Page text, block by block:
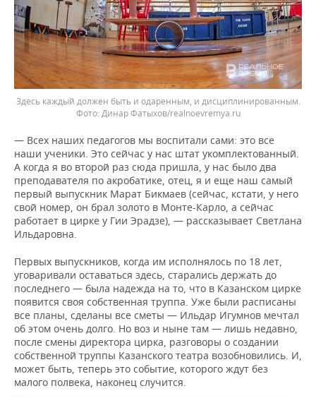
Здесь каждый должен быть и одаренным, и дисциплинированным.
Фото: Динар Фатыхов/realnoevremya.ru
— Всех наших педагогов мы воспитали сами: это все
наши ученики. Это сейчас у нас штат укомплектованный.
А когда я во второй раз сюда пришла, у нас было два
преподавателя по акробатике, отец, я и еще наш самый
первый выпускник Марат Бикмаев (сейчас, кстати, у него
свой номер, он брал золото в Монте-Карло, а сейчас
работает в цирке у Гии Эрадзе), — рассказывает Светлана
Ильдаровна.
Первых выпускников, когда им исполнялось по 18 лет,
уговаривали оставаться здесь, старались держать до
последнего — была надежда на то, что в Казанском цирке
появится своя собственная труппа. Уже были расписаны
все планы, сделаны все сметы — Ильдар Игумнов мечтал
об этом очень долго. Но воз и ныне там — лишь недавно,
после смены директора цирка, разговоры о создании
собственной труппы Казанского театра возобновились. И,
может быть, теперь это событие, которого ждут без
малого полвека, наконец случится.